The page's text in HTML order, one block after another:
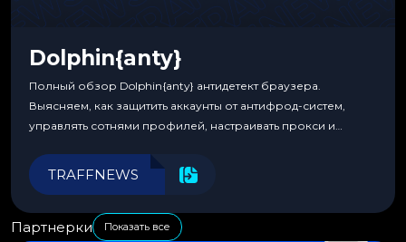
Dolphin{anty}
Полный обзор Dolphin{anty} антидетект браузера.
Выясняем, как защитить аккаунты от антифрод-систем,
управлять сотнями профилей, настраивать прокси и
эффективности.
TRAFFNEWS
Партнерки Показать все